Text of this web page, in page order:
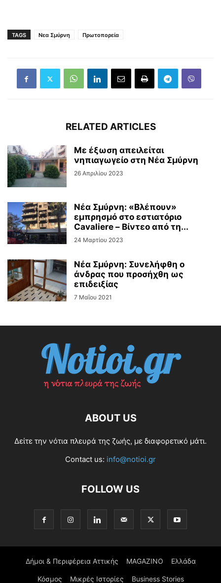
TAGS Νεα Σμύρνη Πρωτοπορεία
RELATED ARTICLES
Με έξωση απειλείται
νηπιαγωγείο στη Νέα Σμύρνη
26 Απριλίου 2023
Νέα Σμύρνη: «Βλέπουν»
εμπρησμό στο εστιατόριο
Cavaliere – Βίντεο από τη...
24 Μαρτίου 2023
Νέα Σμύρνη: Συνελήφθη ο
άνδρας που προσήχθη ως
επιδειξίας
7 Μαΐου 2021
ABOUT US
Δείτε την νότια πλευρά της ζωής, με διαφορετικό μάτι.
Contact us: info@notioi.gr
FOLLOW US
Δήμοι & Περιφέρεια Αττικής MAGAZINO Ελλάδα
Κόσμος Μικρές Ιστορίες Business Stories